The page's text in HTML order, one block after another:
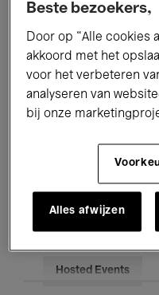
Performances
Jazz
Onderwijs
Hosted Events
Beste bezoekers,
Door op “Alle cookies
akkoord met het
voor het verbeteren
analyseren van
bij onze
Alles afwijzen